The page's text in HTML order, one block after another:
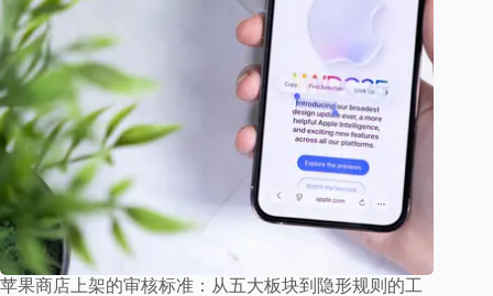
苹果商店上架的审核标准：从五大板块到隐形规则的工